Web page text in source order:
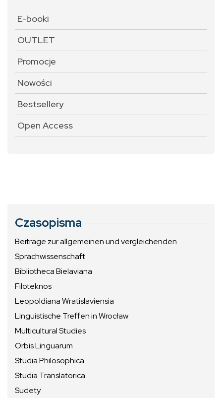
E-booki
OUTLET
Promocje
Nowości
Bestsellery
Open Access
Czasopisma
Beiträge zur allgemeinen und vergleichenden
Sprachwissenschaft
Bibliotheca Bielaviana
Filoteknos
Leopoldiana Wratislaviensia
Linguistische Treffen in Wrocław
Multicultural Studies
Orbis Linguarum
Studia Philosophica
Studia Translatorica
Sudety